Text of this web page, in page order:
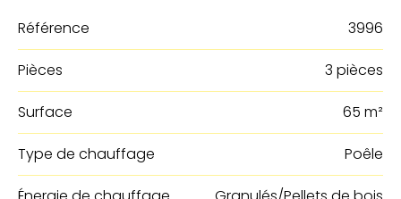
Référence 3996
Pièces 3 pièces
Surface 65 m²
Type de chauffage Poêle